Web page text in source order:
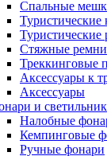
Спальные
Туристические
Туристические
Стяжные ремни
Треккинговые
Аксессуары к
Аксессуары
и
Налобные
Кемпинговые
Ручные фонари